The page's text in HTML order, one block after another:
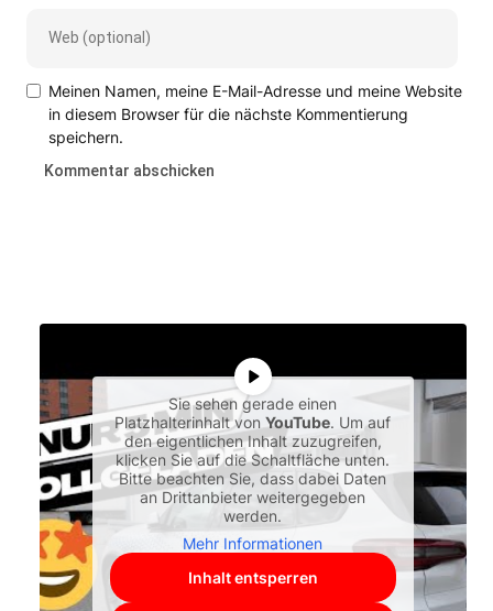
Meinen Namen, meine E-Mail-Adresse und meine Website
in diesem Browser für die nächste Kommentierung
speichern.
Sie sehen gerade einen
Platzhalterinhalt vonYouTube. Um auf
den eigentlichen Inhalt zuzugreifen,
klicken Sie auf die Schaltfläche unten.
Bitte beachten Sie, dass dabei Daten
an Drittanbieter weitergegeben
werden.
Mehr Informationen
Inhalt entsperren